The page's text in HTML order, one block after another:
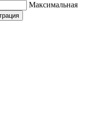
Максимальная